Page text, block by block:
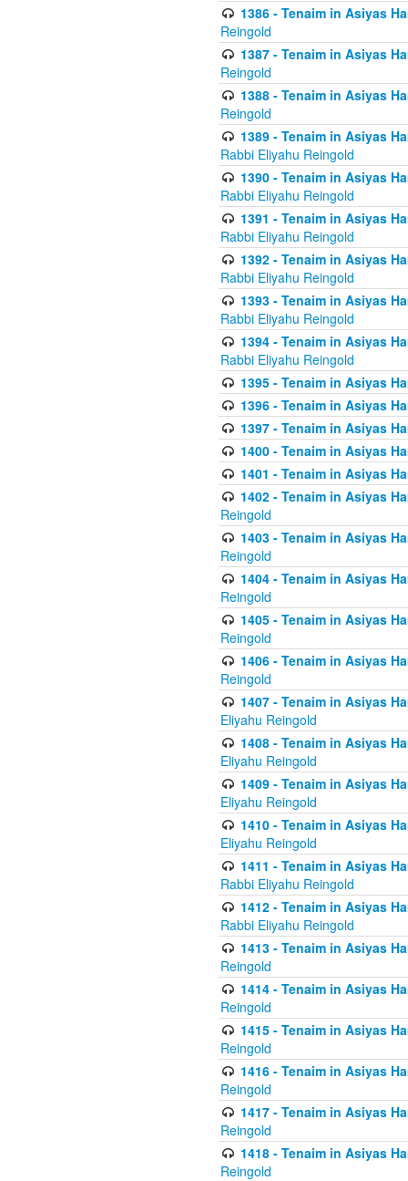
1386 - Tenaim in Asiyas
Reingold
1387 - Tenaim in Asiyas
Reingold
1388 - Tenaim in Asiyas
Reingold
1389 - Tenaim in Asiyas
Rabbi Eliyahu Reingold
1390 - Tenaim in Asiyas
Rabbi Eliyahu Reingold
1391 - Tenaim in Asiyas
Rabbi Eliyahu Reingold
1392 - Tenaim in Asiyas
Rabbi Eliyahu Reingold
1393 - Tenaim in Asiyas
Rabbi Eliyahu Reingold
1394 - Tenaim in Asiyas
Rabbi Eliyahu Reingold
1395 - Tenaim in Asiyas
1396 - Tenaim in Asiyas
1397 - Tenaim in Asiyas
1400 - Tenaim in Asiyas
1401 - Tenaim in Asiyas
1402 - Tenaim in Asiyas
Reingold
1403 - Tenaim in Asiyas
Reingold
1404 - Tenaim in Asiyas
Reingold
1405 - Tenaim in Asiyas
Reingold
1406 - Tenaim in Asiyas
Reingold
1407 - Tenaim in Asiyas
Eliyahu Reingold
1408 - Tenaim in Asiyas
Eliyahu Reingold
1409 - Tenaim in Asiyas
Eliyahu Reingold
1410 - Tenaim in Asiyas
Eliyahu Reingold
1411 - Tenaim in Asiyas
Rabbi Eliyahu Reingold
1412 - Tenaim in Asiyas
Rabbi Eliyahu Reingold
1413 - Tenaim in Asiyas
Reingold
1414 - Tenaim in Asiyas
Reingold
1415 - Tenaim in Asiyas
Reingold
1416 - Tenaim in Asiyas
Reingold
1417 - Tenaim in Asiyas
Reingold
1418 - Tenaim in Asiyas
Reingold